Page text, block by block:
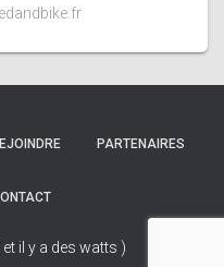
PARTENAIRES
il y a des watts )